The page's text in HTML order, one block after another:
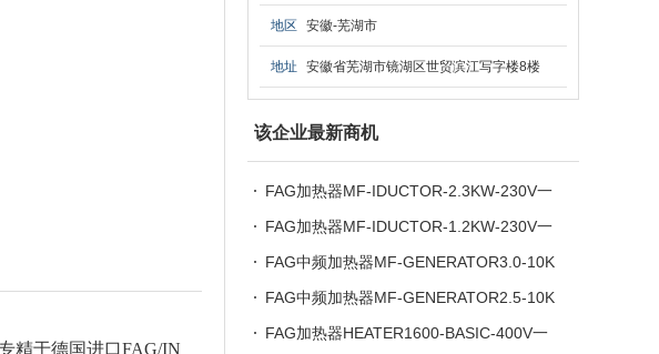
精于德国进口FAG/IN
地区 安徽-芜湖市
地址 安徽省芜湖市镜湖区世贸滨江写字楼8楼
该企业最新商机
FAG加热器MF-IDUCTOR-2.3KW-230V一
级授权，原装正品
FAG加热器MF-IDUCTOR-1.2KW-230V一
级授权，原装正品
FAG中频加热器MF-GENERATOR3.0-10K
W-400V一级授权，原装正品
FAG中频加热器MF-GENERATOR2.5-10K
W-400V
FAG加热器HEATER1600-BASIC-400V一